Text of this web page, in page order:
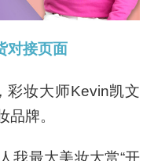
对接页面
彩妆大师Kevin凯文
牌。